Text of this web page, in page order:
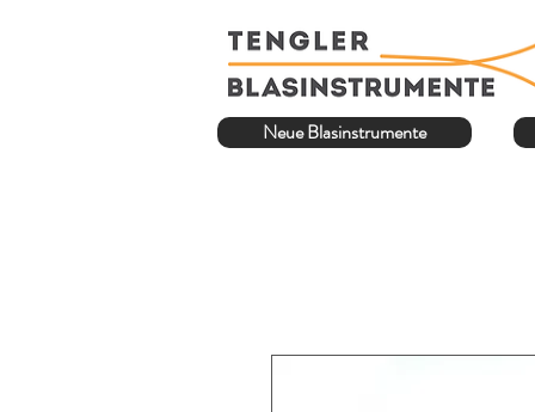
Neue Blasinstrumente